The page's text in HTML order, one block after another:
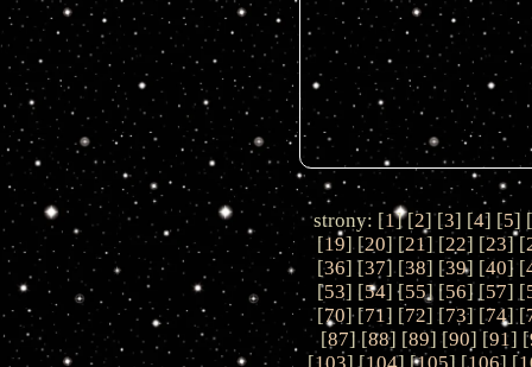
strony: [1] [2] [3] [4] [5] [
[19] [20] [21] [22] [23] [
[36] [37] [38] [39] [40] [
[53] [54] [55] [56] [57] [
[70] [71] [72] [73] [74] [
[87] [88] [89] [90] [91] [